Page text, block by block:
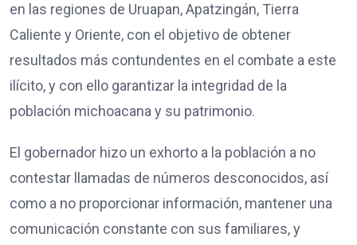
en las regiones de Uruapan, Apatzingán, Tierra
Caliente y Oriente, con el objetivo de obtener
resultados más contundentes en el combate a este
ilícito, y con ello garantizar la integridad de la
población michoacana y su patrimonio.
El gobernador hizo un exhorto a la población a no
contestar llamadas de números desconocidos, así
como a no proporcionar información, mantener una
comunicación constante con sus familiares, y